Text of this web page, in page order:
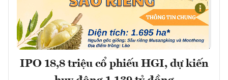
IPO 18,8 triệu cổ phiếu HGI, dự kiến